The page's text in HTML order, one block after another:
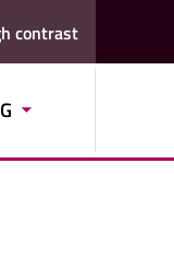
contrast